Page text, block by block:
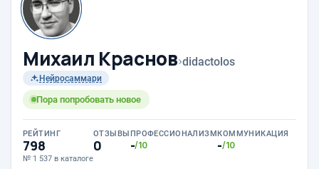
Михаил Краснов›didactolos
Нейросаммари
Пора попробовать новое
РЕЙТИНГ
798
№ 1 537 в каталоге
ОТЗЫВЫ
0
ПРОФЕССИОНАЛИЗМ
-/10
КОММУНИКАЦИЯ
-/10